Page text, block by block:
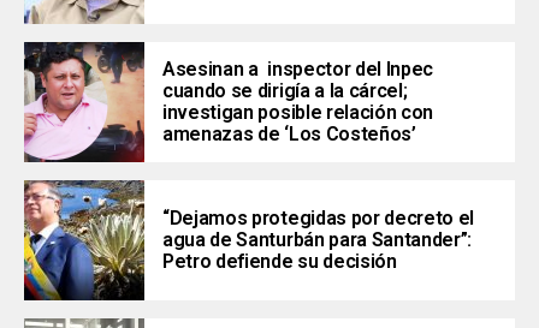
Asesinan a inspector del Inpec
cuando se dirigía a la cárcel;
investigan posible relación con
amenazas de ‘Los Costeños’
“Dejamos protegidas por decreto el
agua de Santurbán para Santander”:
Petro defiende su decisión